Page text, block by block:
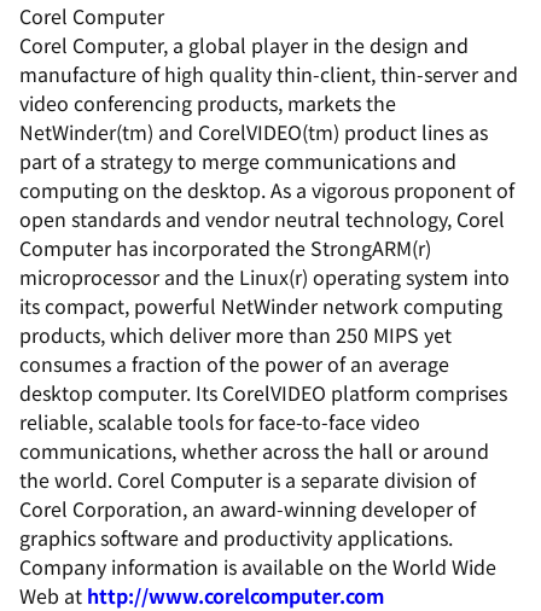
Corel Computer
Corel Computer, a global player in the design and
manufacture of high quality thin-client, thin-server and
video conferencing products, markets the
NetWinder(tm) and CorelVIDEO(tm) product lines as
part of a strategy to merge communications and
computing on the desktop. As a vigorous proponent of
open standards and vendor neutral technology, Corel
Computer has incorporated the StrongARM(r)
microprocessor and the Linux(r) operating system into
its compact, powerful NetWinder network computing
products, which deliver more than 250 MIPS yet
consumes a fraction of the power of an average
desktop computer. Its CorelVIDEO platform comprises
reliable, scalable tools for face-to-face video
communications, whether across the hall or around
the world. Corel Computer is a separate division of
Corel Corporation, an award-winning developer of
graphics software and productivity applications.
Company information is available on the World Wide
Web at http://www.corelcomputer.com